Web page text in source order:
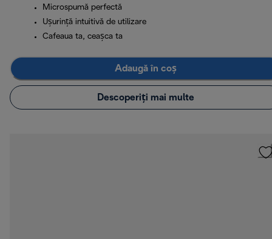
Microspumă perfectă
Ușurință intuitivă de utilizare
Cafeaua ta, ceașca ta
Adaugă în coș
Descoperiți mai multe